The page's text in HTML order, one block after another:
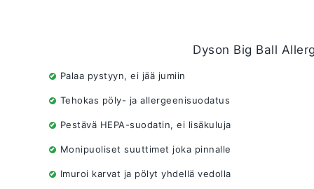
Dyson Big Ball
Palaa pystyyn, ei jää jumiin
Tehokas pöly- ja allergeenisuodatus
Pestävä HEPA-suodatin, ei lisäkuluja
Monipuoliset suuttimet joka pinnalle
Imuroi karvat ja pölyt yhdellä vedolla